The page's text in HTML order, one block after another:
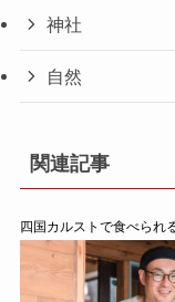
神社
自然
関連記事
四国カルストで食べられ